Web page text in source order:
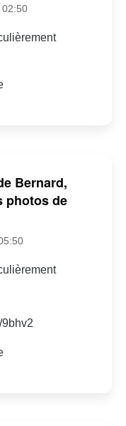
02:50
Bernard,
photos de